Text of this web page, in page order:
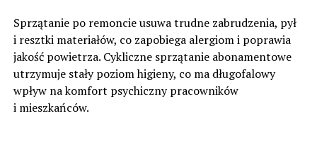
Sprzątanie po remoncie usuwa trudne zabrudzenia, pył
i resztki materiałów, co zapobiega alergiom i poprawia
jakość powietrza. Cykliczne sprzątanie abonamentowe
utrzymuje stały poziom higieny, co ma długofalowy
wpływ na komfort psychiczny pracowników
i mieszkańców.